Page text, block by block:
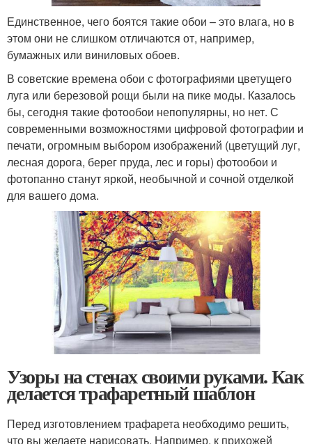
Единственное, чего боятся такие обои – это влага, но в
этом они не слишком отличаются от, например,
бумажных или виниловых обоев.
В советские времена обои с фотографиями цветущего
луга или березовой рощи были на пике моды. Казалось
бы, сегодня такие фотообои непопулярны, но нет. С
современными возможностями цифровой фотографии и
печати, огромным выбором изображений (цветущий луг,
лесная дорога, берег пруда, лес и горы) фотообои и
фотопанно станут яркой, необычной и сочной отделкой
для вашего дома.
Узоры на стенах своими руками. Как
делается трафаретный шаблон
Перед изготовлением трафарета необходимо решить,
что вы желаете нарисовать. Например, к прихожей